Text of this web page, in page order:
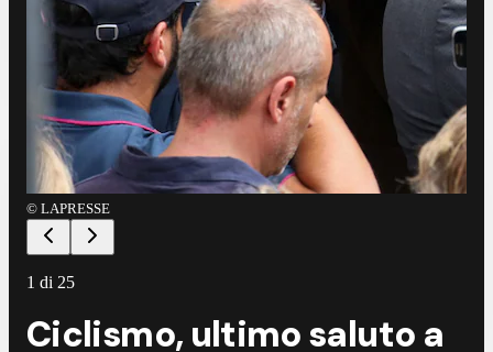
© LAPRESSE
1 di 25
Ciclismo, ultimo saluto a